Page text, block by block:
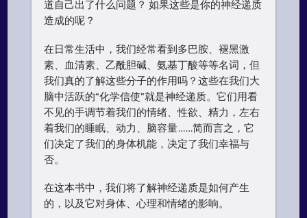
道自己出了什么问题？ 如果这些是你的神经递质
造成的呢？
在日常生活中，我们经常看到多巴胺、褪黑激
素、血清素、乙酰胆碱、氨基丁酸等等名词，但
我们真的了解这些分子的作用吗？这些在我们大
脑中活跃的“化学信使”就是神经递质。它们用看
不见的手调节着我们的情绪、性欲、精力，左右
着我们的睡眠、动力、脑容量……简而言之，它
们决定了我们的身体机能，决定了我们幸福与
否。
在这本书中，我们将了解神经递质是如何产生
的，以及它对身体、心理和情绪的影响。